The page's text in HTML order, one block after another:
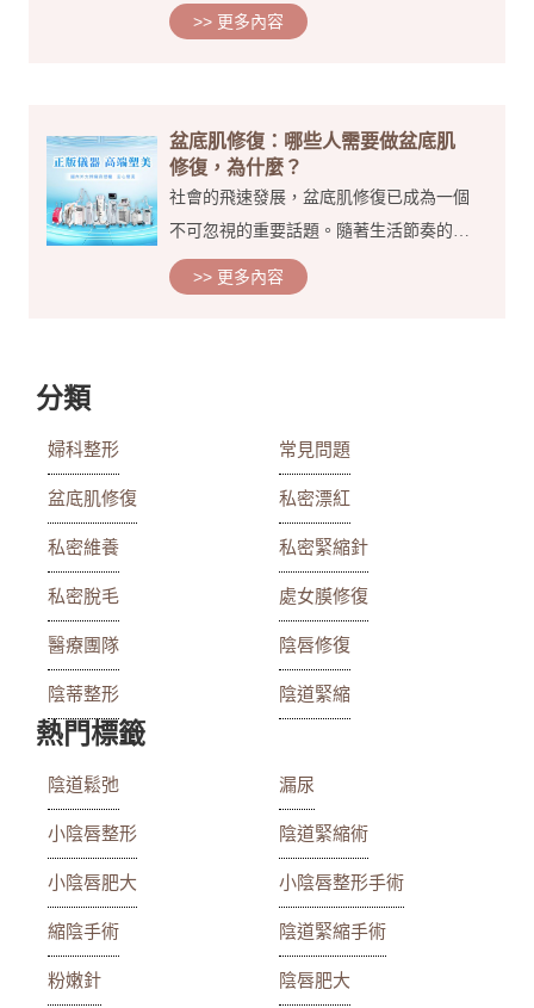
跳廣場舞要漏尿？簡直就是大寫的尷尬
啊，最近有很多姐妹在後台留言說平時笑
>> 更多內容
盆底肌修復：哪些人需要做盆底肌
修復，為什麼？
社會的飛速發展，盆底肌修復已成為一個
不可忽視的重要話題。隨著生活節奏的加
快和生育觀念的變化，越來越多的女性開
始關注並重視盆底健康。那麼，哪些人需
>> 更多內容
分類
婦科整形 常見問題
盆底肌修復 私密漂紅
私密維養 私密緊縮針
私密脫毛 處女膜修復
醫療團隊 陰唇修復
陰蒂整形 陰道緊縮
熱門標籤
陰道鬆弛 漏尿
小陰唇整形 陰道緊縮術
小陰唇肥大 小陰唇整形手術
縮陰手術 陰道緊縮手術
粉嫩針 陰唇肥大